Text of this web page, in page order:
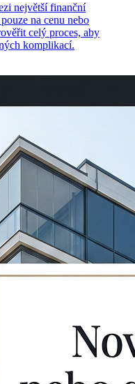
největší finanční
na cenu nebo
celý proces, aby
komplikací.